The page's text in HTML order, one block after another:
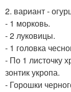
2. вариант -
- 1 морковь.
- 2 луковицы.
- 1 головка
- По 1 листочку
зонтик укропа.
- Горошки